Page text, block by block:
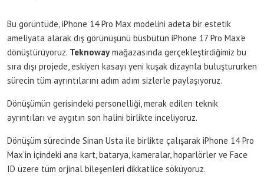
Bu görüntüde, iPhone 14 Pro Max modelini adeta bir estetik
ameliyata alarak dış görünüşünü büsbütün iPhone 17 Pro Max’e
dönüştürüyoruz. Teknowaymağazasında gerçekleştirdiğimiz bu
sıra dışı projede, eskiyen kasayı yeni kuşak dizaynla buluştururken
sürecin tüm ayrıntılarını adım adım sizlerle paylaşıyoruz.
Dönüşümün gerisindeki personelliği, merak edilen teknik
ayrıntıları ve aygıtın son halini birlikte inceliyoruz.
Dönüşüm sürecinde Sinan Usta ile birlikte çalışarak iPhone 14 Pro
Max’in içindeki ana kart, batarya, kameralar, hoparlörler ve Face
ID üzere tüm orjinal bileşenleri dikkatlice söküyoruz.